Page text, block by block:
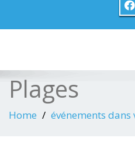
Plages
Home événements dans